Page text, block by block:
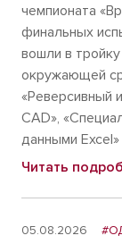
чемпионата
финальных
вошли в
окружающей
«Реверсивный
CAD»,
данными
Читать
05.08.2026